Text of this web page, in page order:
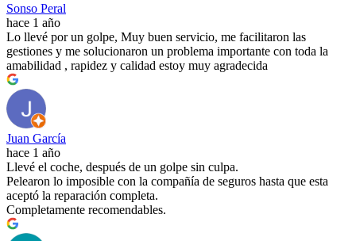
Sonso Peral
hace 1 año
Lo llevé por un golpe, Muy buen servicio, me facilitaron las
gestiones y me solucionaron un problema importante con toda la
amabilidad , rapidez y calidad estoy muy agradecida
Juan García
hace 1 año
Llevé el coche, después de un golpe sin culpa.
Pelearon lo imposible con la compañía de seguros hasta que esta
aceptó la reparación completa.
Completamente recomendables.